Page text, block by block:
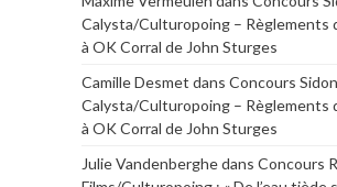
Calysta/Culturopoing – Règlements
à OK Corral de John Sturges
Camille Desmet dans Concours
Calysta/Culturopoing – Règlements
à OK Corral de John Sturges
Julie Vandenberghedans Concours